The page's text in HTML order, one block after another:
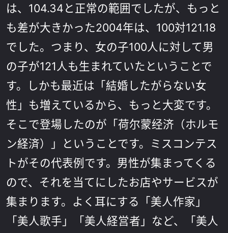
は、104.34と正常の範囲でしたが、もっと
も差が大きかった2004年は、100対121.18
でした。つまり、女の子100人に対して男
の子が121人も生まれていたということで
す。しかも最近は「結婚したがらない女
性」も増えているから、もっと大変です。
そこで登場したのが「荷尔蒙经济（ホルモ
ン経済）」ということです。ミスコンテス
トがその代表例です。男性が集まってくる
ので、それを当てにしたお店やサービスが
集まります。よく耳にする「美人作家」
「美人歌手」「美人経営者」など、「美人